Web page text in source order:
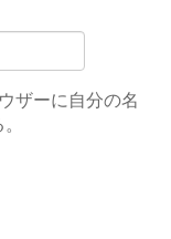
ザーに自分の名